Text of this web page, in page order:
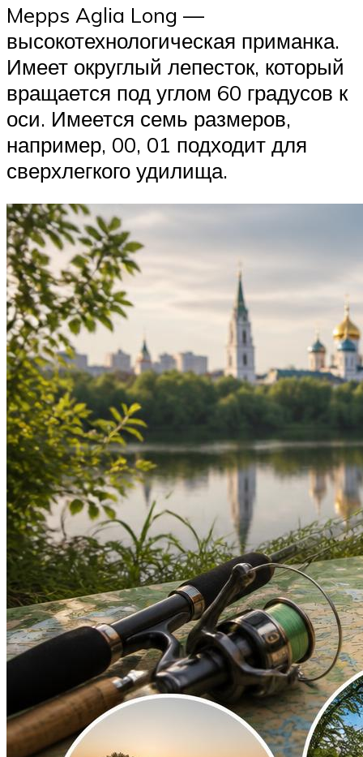
Mepps Aglia Long —
высокотехнологическая приманка.
Имеет округлый лепесток, который
вращается под углом 60 градусов к
оси. Имеется семь размеров,
например, 00, 01 подходит для
сверхлегкого удилища.